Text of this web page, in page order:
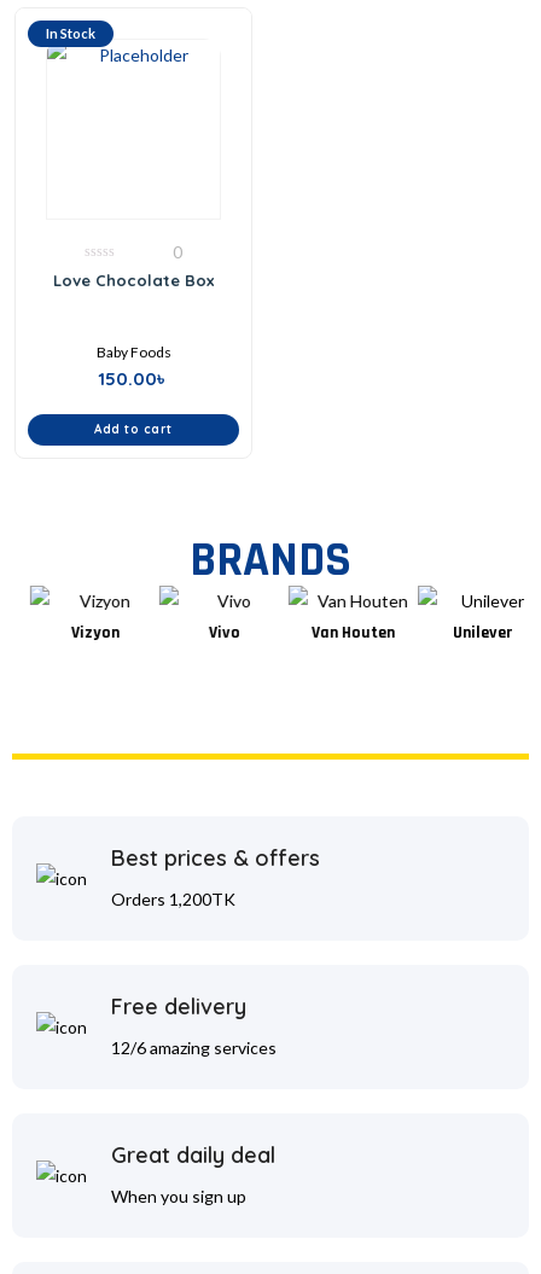
In Stock
out
0
Love Chocolate Box
Baby Foods
150.00৳
Add to cart
BRANDS
Vizyon Vivo Van Houten Unilever
Best prices & offers
Orders 1,200TK
Free delivery
12/6 amazing services
Great daily deal
When you sign up